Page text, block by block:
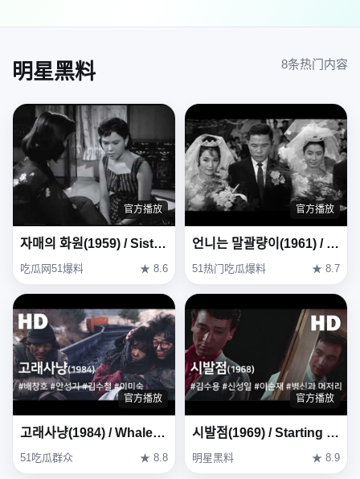
明星黑料 8条热门内容
官方播放
자매의 화원(1959) / Sisters' Garden (Jamaeui Hwawon)
吃瓜网51爆料 ★ 8.6
官方播放
언니는 말괄량이(1961) / My Sister Is a Hussy ( Eonni-neun Malgwallyang-i )
51热门吃瓜爆料 ★ 8.7
官方播放
고래사냥(1984) / Whale Hunting (Goraesanyang)
51吃瓜群众 ★ 8.8
官方播放
시발점(1969) / Starting Point (Sibaljeom)
明星黑料 ★ 8.9